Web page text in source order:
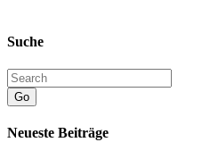
Suche
Go
Neueste Beiträge